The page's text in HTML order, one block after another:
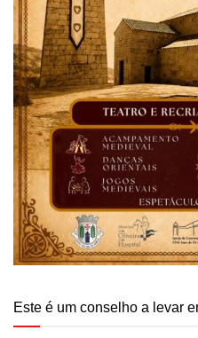
Este é um conselho a levar